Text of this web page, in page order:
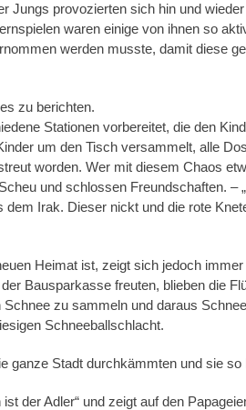
Jungs provozierten sich hin und
waren einige von ihnen so
werden musste, damit diese
zu berichten.
Stationen vorbereitet, die den
um den Tisch versammelt, alle
worden. Wer mit diesem Chaos
und schlossen Freundschaften. –
Irak. Dieser nickt und die rote
Heimat ist, zeigt sich jedoch
Bausparkasse freuten, blieben die
zu sammeln und daraus
Schneeballschlacht.
ganze Stadt durchkämmten und sie so
der Adler“ und zeigt auf den